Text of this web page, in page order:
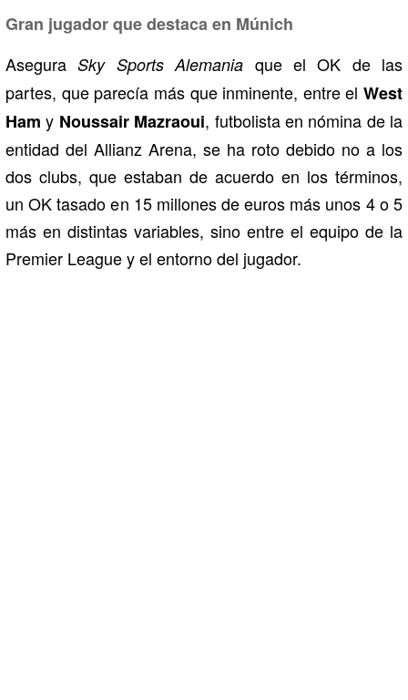
Gran jugador que destaca en Múnich
Asegura Sky Sports Alemania que el OK de las
partes, que parecía más que inminente, entre el West
Ham y Noussair Mazraoui, futbolista en nómina de la
entidad del Allianz Arena, se ha roto debido no a los
dos clubs, que estaban de acuerdo en los términos,
un OK tasado en 15 millones de euros más unos 4 o 5
más en distintas variables, sino entre el equipo de la
Premier League y el entorno del jugador.